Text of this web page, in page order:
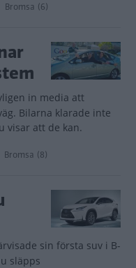
Bromsa (6)
in media att
Bilarna klarade inte
visar att de kan.
Bromsa (8)
sin första suv i B-
släpps